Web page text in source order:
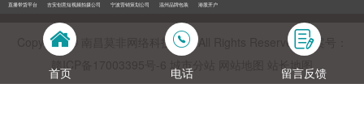
直播带货平台 吉安创意短视频拍摄公司 宁波营销策划公司 温州品牌包装 港股开户
Copyright © 南昌莫非网络科技公司 All Rights Reserved 备案号：
赣ICP备17003395号‍-6
城市分站 站长地图
首页 电话 留言反馈